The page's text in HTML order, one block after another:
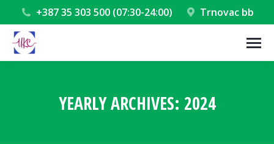
+387 35 303 500 (07:30-24:00) Trnovac bb
YEARLY ARCHIVES: 2024